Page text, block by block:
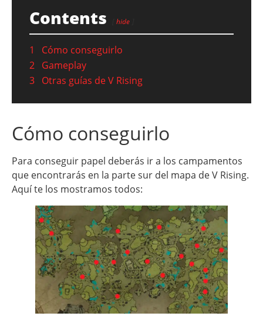
Contents hide
1
Cómo conseguirlo
2 Gameplay
3 Otras guías de V Rising
Cómo conseguirlo
Para conseguir papel deberás ir a los campamentos
que encontrarás en la parte sur del mapa de V Rising.
Aquí te los mostramos todos: